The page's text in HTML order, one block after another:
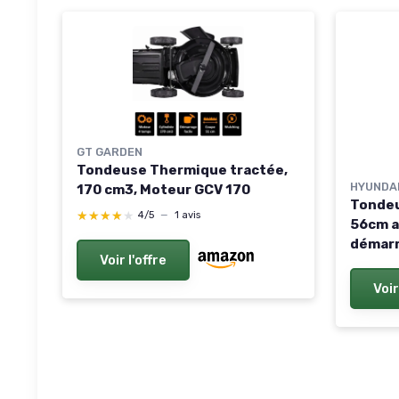
GT GARDEN
Tondeuse Thermique tractée,
170 cm3, Moteur GCV 170
★★★★★
★★★★★ 4/5 — 1 avis
Voir l'offre
HYUNDAI
56cm
Coupe